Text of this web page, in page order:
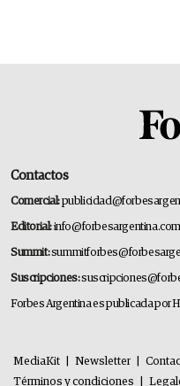
Contactos
Comercial:
Editorial:info@forbesargentina.com
Summit:
Suscripciones:
Forbes Argentina es publicada por
MediaKit Newsletter
Términos y condiciones